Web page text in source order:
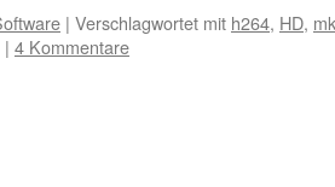
| Verschlagwortet mit h264, HD,
| 4 Kommentare